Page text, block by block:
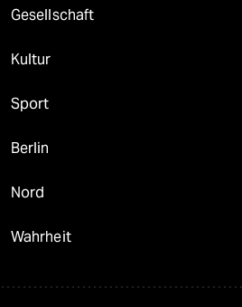
Gesellschaft
Kultur
Sport
Berlin
Nord
Wahrheit